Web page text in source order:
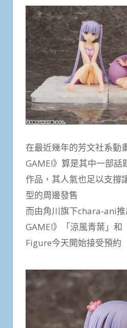
在最近幾年的芳文社系動
GAME!》算是其中一部話
作品，其人氣也足以支撐
型的周邊發售
而由角川旗下chara-ani
GAME!》「涼風青葉」和
Figure今天開始接受預約